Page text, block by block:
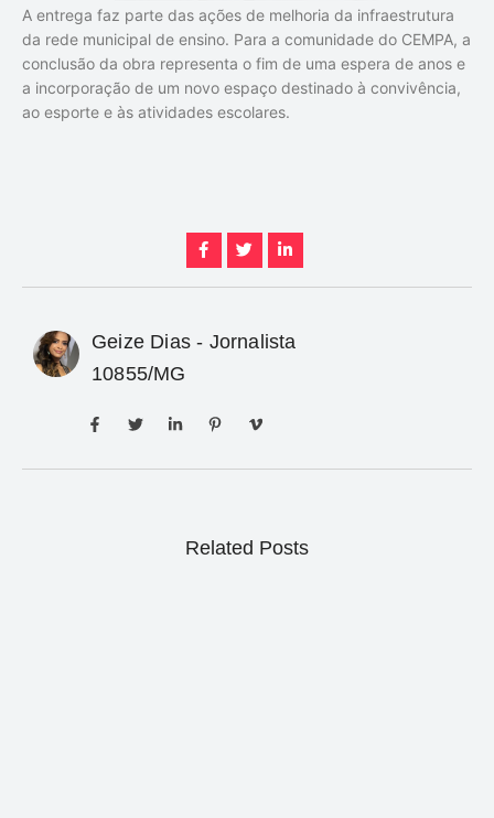
A entrega faz parte das ações de melhoria da infraestrutura
da rede municipal de ensino. Para a comunidade do CEMPA, a
conclusão da obra representa o fim de uma espera de anos e
a incorporação de um novo espaço destinado à convivência,
ao esporte e às atividades escolares.
Geize Dias - Jornalista
10855/MG
Related Posts